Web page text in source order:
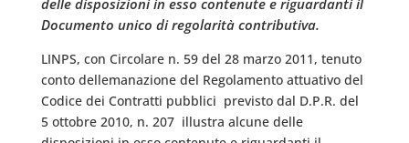
delle disposizioni in esso contenute e riguardanti il
Documento unico di regolarità contributiva.
LINPS, con Circolare n. 59 del 28 marzo 2011, tenuto
conto dellemanazione del Regolamento attuativo del
Codice dei Contratti pubblici  previsto dal D.P.R. del
5 ottobre 2010, n. 207  illustra alcune delle